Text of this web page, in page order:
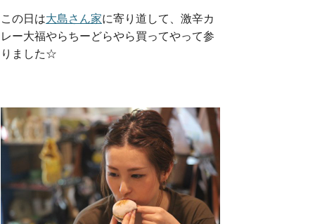
この日は大島さん家に寄り道して、激辛カ
レー大福やらちーどらやら買ってやって参
りました☆